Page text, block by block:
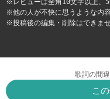
※他の人が不快に思うような内
※投稿後の編集・削除はできませ
歌詞の間
こ